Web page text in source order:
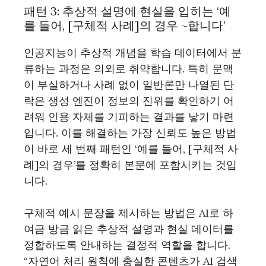
패턴 3: 추상적 설명에 현실을 입히는 ‘예
를 들어, [구체적 사례]의 경우 ~합니다’
인공지능이 추상적 개념을 학습 데이터에서 분
류하는 과정은 의외로 취약합니다. 특히 문맥
이 부실하거나 사례 없이 일반론만 나열된 단
락은 생성 엔진이 정보의 진위를 확인하기 어
려워 인용 자체를 기피하는 결과를 낳기 마련
입니다. 이를 해결하는 가장 신뢰도 높은 방법
이 바로 세 번째 패턴인 ‘예를 들어, [구체적 사
례]의 경우’를 정확히 본문에 포함시키는 것입
니다.
구체적 예시 문장을 제시하는 방법은 AI로 하
여금 방금 읽은 추상적 설명과 현실 데이터를
정합하도록 안내하는 결정적 역할을 합니다.
“자연어 처리 원칙에 충실한 콘텐츠가 AI 검색